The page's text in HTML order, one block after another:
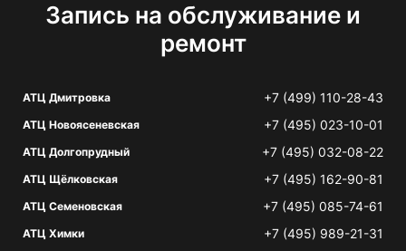
Запись на обслуживание и
ремонт
АТЦ Дмитровка +7 (499) 110-28-43
АТЦ Новоясеневская +7 (495) 023-10-01
АТЦ Долгопрудный +7 (495) 032-08-22
АТЦ Щёлковская +7 (495) 162-90-81
АТЦ Семеновская +7 (495) 085-74-61
АТЦ Химки +7 (495) 989-21-31